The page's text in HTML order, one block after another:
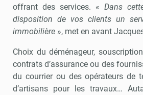
offrant des services. « Dans
disposition de vos clients un
immobilière », met en avant
Choix du déménageur,
contrats d’assurance ou des
du courrier ou des opérateurs de
d’artisans pour les travaux…